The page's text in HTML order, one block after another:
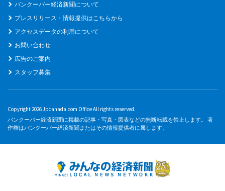
バンクーバー経済新聞について
プレスリリース・情報提供はこちらから
アクセスデータの利用について
お問い合わせ
広告のご案内
スタッフ募集
Copyright 2026 Jpcanada.com Office All rights reserved.
バンクーバー経済新聞に掲載の記事・写真・図表などの無断転載を禁止します。 著
作権はバンクーバー経済新聞またはその情報提供者に属します。